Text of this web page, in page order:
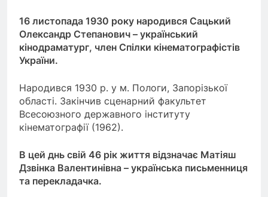
16 листопада 1930 року народився Сацький
Олександр Степанович – український
кінодраматург, член Спілки кінематографістів
України.
Народився 1930 р. у м. Пологи, Запорізької
області. Закінчив сценарний факультет
Всесоюзного державного інституту
кінематографії (1962).
В цей днь свій 46 рік життя відзначає Матіяш
Дзвінка Валентинівна – українська письменниця
та перекладачка.